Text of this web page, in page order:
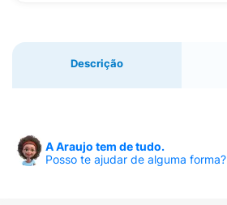
Descrição
A Araujo tem de tudo.
Posso te ajudar de alguma forma?